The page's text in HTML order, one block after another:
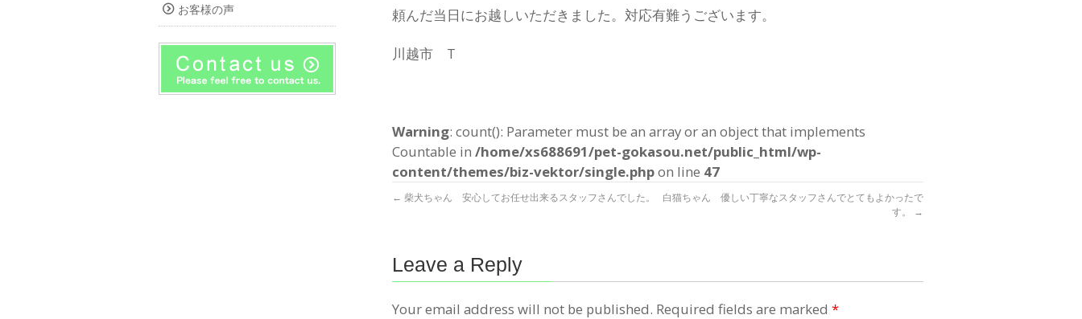
頼んだ当日にお越しいただきました。対応有難うございます。
川越市 T
Warning: count(): Parameter must be an array or an object that implements
Countable in /home/xs688691/pet-gokasou.net/public_html/wp-
content/themes/biz-vektor/single.phpon line 47
← 柴犬ちゃん 安心してお任せ出来るスタッフさんでした。
白猫ちゃん 優しい丁寧なスタッフさんでとてもよかったで
す。
→
Leave a Reply
Your email address will not be published. Required fields are marked *
お客様の声